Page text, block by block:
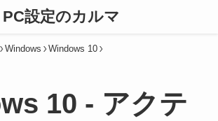
PC設定のカルマ
Windows Windows 10
10 - アクテ